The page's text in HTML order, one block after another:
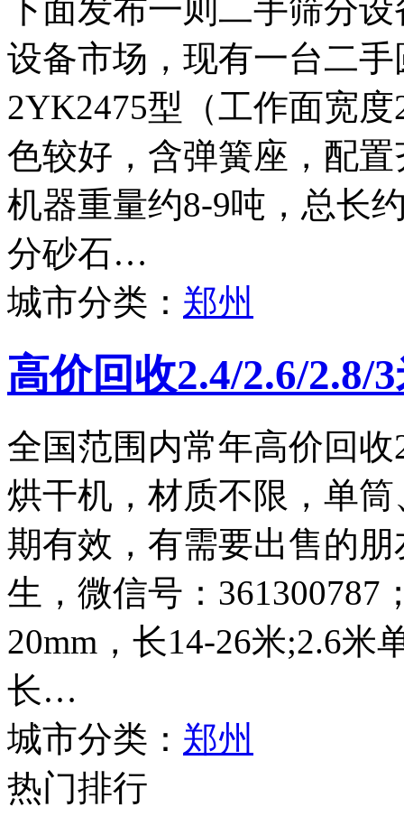
下面发布一则二手筛分
设备市场，现有一台二
2YK2475型（工作面宽
色较好，含弹簧座，配
机器重量约8-9吨，总长
分砂石…
城市分类： 郑州
高价回收2.4/2.6/2.8/
全国范围内常年高价回收
烘干机，材质不限，单
期有效，有需要出售的朋
生，微信号：361300787
20mm，长14-26米;2.6米
长…
城市分类： 郑州
热门排行